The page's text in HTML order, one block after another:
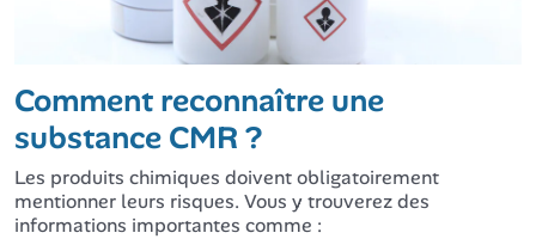
Comment reconnaître une
substance CMR ?
Les produits chimiques doivent obligatoirement
mentionner leurs risques. Vous y trouverez des
informations importantes comme :